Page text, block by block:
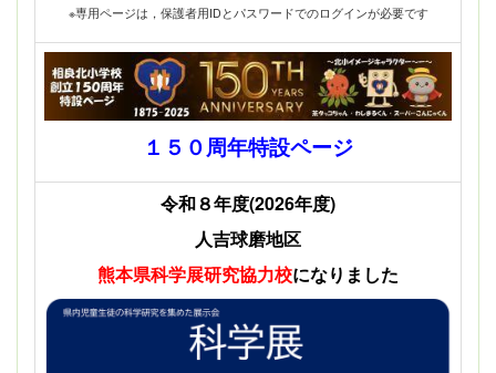
※専用ページは，保護者用IDとパスワードでのログインが必要です
１５０周年特設ページ
令和８年度(2026年度)
人吉球磨地区
熊本県科学展研究協力校になりました